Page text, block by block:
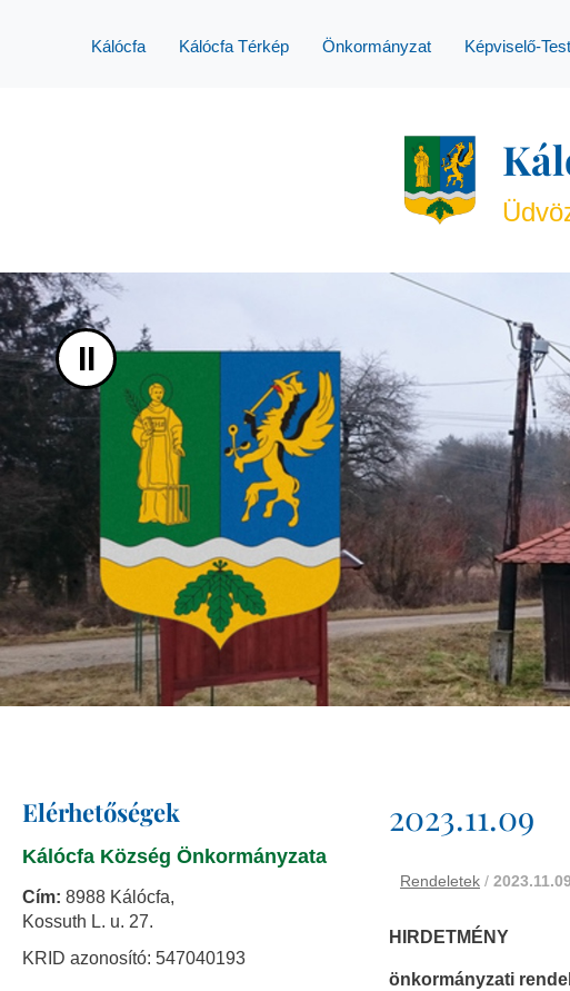
Kálócfa Kálócfa Térkép Önkormányzat Képviselő-
II
Elérhetőségek
Kálócfa Község Önkormányzata
Cím: 8988 Kálócfa,
Kossuth L. u. 27.
KRID azonosító: 547040193
2023.11.09
Rendeletek / 2023.11.09
HIRDETMÉNY
önkormányzati